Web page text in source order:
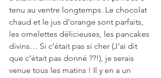
tenu au ventre longtemps. Le chocolat
chaud et le jus d’orange sont parfaits,
les omelettes délicieuses, les pancakes
divins… Si c’était pas si cher (J’ai dit
que c’était pas donné ??!), je serais
venue tous les matins ! Il y en a un